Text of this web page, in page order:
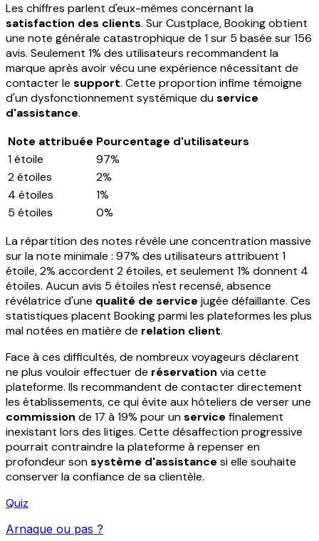
Les chiffres parlent d'eux-mêmes concernant la
satisfaction des clients. Sur Custplace, Booking obtient
une note générale catastrophique de 1 sur 5 basée sur 156
avis. Seulement 1% des utilisateurs recommandent la
marque après avoir vécu une expérience nécessitant de
contacter le support. Cette proportion infime témoigne
d'un dysfonctionnement systémique duservice
d'assistance.
Note attribuée Pourcentage d'utilisateurs
1 étoile
97%
2 étoiles
2%
4 étoiles
1%
5 étoiles
0%
La répartition des notes révèle une concentration massive
sur la note minimale : 97% des utilisateurs attribuent 1
étoile, 2% accordent 2 étoiles, et seulement 1% donnent 4
étoiles. Aucun avis 5 étoiles n'est recensé, absence
révélatrice d'une qualité de service jugée défaillante. Ces
statistiques placent Booking parmi les plateformes les plus
mal notées en matière de relation client.
Face à ces difficultés, de nombreux voyageurs déclarent
ne plus vouloir effectuer de réservation via cette
plateforme. Ils recommandent de contacter directement
les établissements, ce qui évite aux hôteliers de verser une
commission de 17 à 19% pour unservice finalement
inexistant lors des litiges. Cette désaffection progressive
pourrait contraindre la plateforme à repenser en
profondeur sonsystème d'assistance si elle souhaite
conserver la confiance de sa clientèle.
Quiz
Arnaque ou pas ?